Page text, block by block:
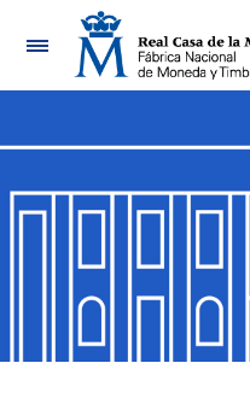
Nabigazioa
Erakutsi/Ezkutatu
Erakutsi/Ezkutatu
Erakutsi/Ezkutatu